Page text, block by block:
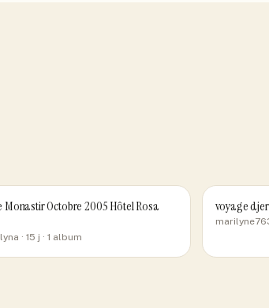
Monastir Octobre 2005 Hôtel Rosa
· 15 j · 1 album
voyage